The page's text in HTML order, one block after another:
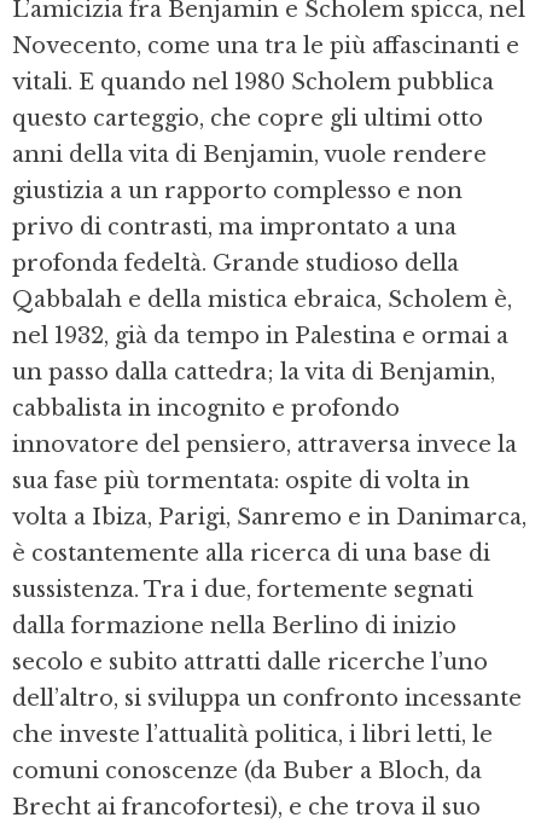
L’amicizia fra Benjamin e Scholem spicca, nel
Novecento, come una tra le più affascinanti e
vitali. E quando nel 1980 Scholem pubblica
questo carteggio, che copre gli ultimi otto
anni della vita di Benjamin, vuole rendere
giustizia a un rapporto complesso e non
privo di contrasti, ma improntato a una
profonda fedeltà. Grande studioso della
Qabbalah e della mistica ebraica, Scholem è,
nel 1932, già da tempo in Palestina e ormai a
un passo dalla cattedra; la vita di Benjamin,
cabbalista in incognito e profondo
innovatore del pensiero, attraversa invece la
sua fase più tormentata: ospite di volta in
volta a Ibiza, Parigi, Sanremo e in Danimarca,
è costantemente alla ricerca di una base di
sussistenza. Tra i due, fortemente segnati
dalla formazione nella Berlino di inizio
secolo e subito attratti dalle ricerche l’uno
dell’altro, si sviluppa un confronto incessante
che investe l’attualità politica, i libri letti, le
comuni conoscenze (da Buber a Bloch, da
Brecht ai francofortesi), e che trova il suo